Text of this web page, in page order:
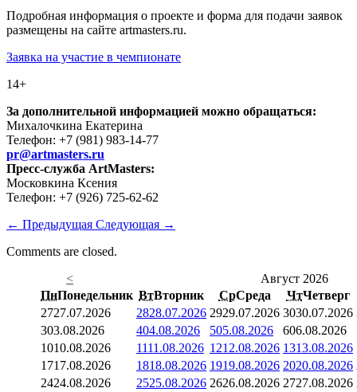
Подробная информация о проекте и форма для подачи заявок
размещены на сайте artmasters.ru.
Заявка на участие в чемпионате
14+
За дополнительной информацией можно обращаться:
Михалочкина Екатерина
Телефон: +7 (981) 983-14-77
pr@artmasters.ru
Пресс-служба ArtMasters:
Московкина Ксения
Телефон: +7 (926) 725-62-62
← Предыдущая Следующая →
Comments are closed.
<
Август 2026
ПнПонедельник ВтВторник СрСреда ЧтЧетверг
2727.07.2026 2828.07.2026 2929.07.2026 3030.07.2026
303.08.2026 404.08.2026 505.08.2026 606.08.2026
1010.08.2026 1111.08.2026 1212.08.2026 1313.08.2026
1717.08.2026 1818.08.2026 1919.08.2026 2020.08.2026
2424.08.2026 2525.08.2026 2626.08.2026 2727.08.2026